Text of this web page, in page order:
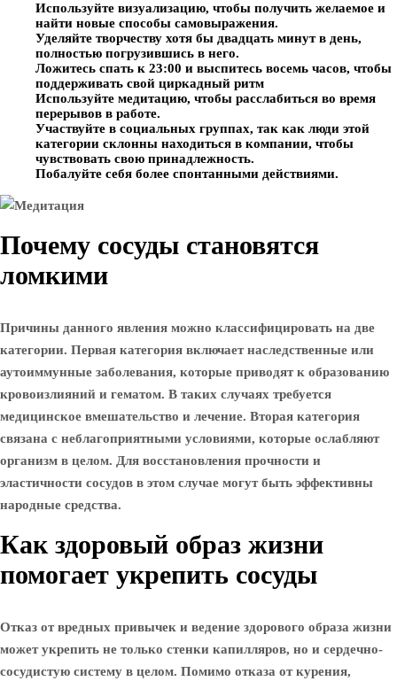
Используйте визуализацию, чтобы получить желаемое и
найти новые способы самовыражения.
Уделяйте творчеству хотя бы двадцать минут в день,
полностью погрузившись в него.
Ложитесь спать к 23:00 и выспитесь восемь часов, чтобы
поддерживать свой циркадный ритм
Используйте медитацию, чтобы расслабиться во время
перерывов в работе.
Участвуйте в социальных группах, так как люди этой
категории склонны находиться в компании, чтобы
чувствовать свою принадлежность.
Побалуйте себя более спонтанными действиями.
Почему сосуды становятся
ломкими
Причины данного явления можно классифицировать на две
категории. Первая категория включает наследственные или
аутоиммунные заболевания, которые приводят к образованию
кровоизлияний и гематом. В таких случаях требуется
медицинское вмешательство и лечение. Вторая категория
связана с неблагоприятными условиями, которые ослабляют
организм в целом. Для восстановления прочности и
эластичности сосудов в этом случае могут быть эффективны
народные средства.
Как здоровый образ жизни
помогает укрепить сосуды
Отказ от вредных привычек и ведение здорового образа жизни
может укрепить не только стенки капилляров, но и сердечно-
сосудистую систему в целом. Помимо отказа от курения,